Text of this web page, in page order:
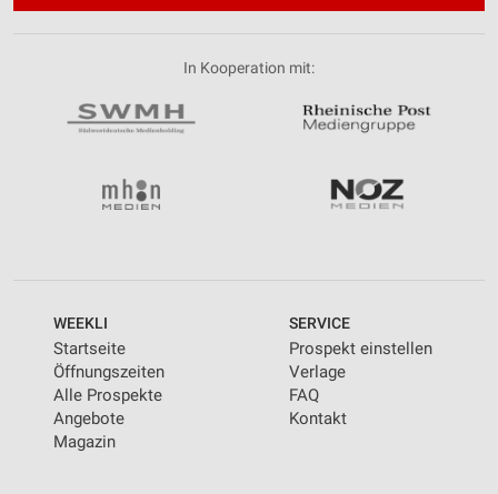
In Kooperation mit:
WEEKLI
Startseite
Öffnungszeiten
Alle Prospekte
Angebote
Magazin
SERVICE
Prospekt einstellen
Verlage
FAQ
Kontakt
personalisierter Inhalte
Messung der Performance von Inhalten
Entwicklung und Verbesserung der Angebote
Verwendung reduzierter Daten zur Auswahl von
Inhalten
IAB-Besonderheiten: